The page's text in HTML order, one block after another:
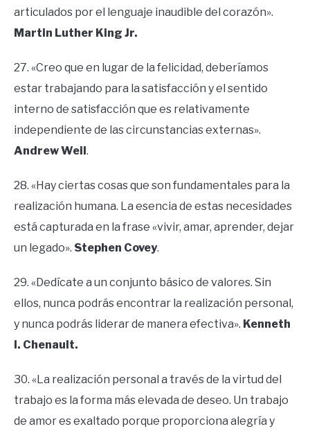
articulados por el lenguaje inaudible del corazón».
Martin Luther King Jr.
27. «Creo que en lugar de la felicidad, deberíamos
estar trabajando para la satisfacción y el sentido
interno de satisfacción que es relativamente
independiente de las circunstancias externas».
Andrew Weil .
28. «Hay ciertas cosas que son fundamentales para la
realización humana. La esencia de estas necesidades
está capturada en la frase «vivir, amar, aprender, dejar
un legado». Stephen Covey.
29. «Dedícate a un conjunto básico de valores. Sin
ellos, nunca podrás encontrar la realización personal,
y nunca podrás liderar de manera efectiva». Kenneth
I. Chenault.
30. «La realización personal a través de la virtud del
trabajo es la forma más elevada de deseo. Un trabajo
de amor es exaltado porque proporciona alegría y